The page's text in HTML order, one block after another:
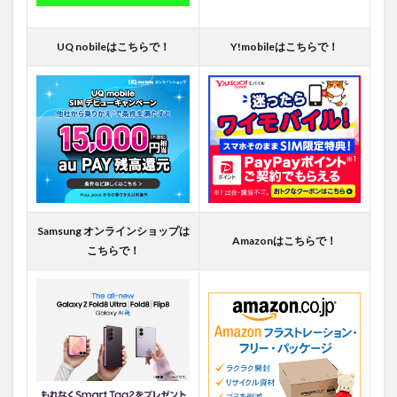
UQ nobileはこちらで！ Y!mobileはこちらで！
Samsung オンラインショップは
こちらで！
Amazonはこちらで！